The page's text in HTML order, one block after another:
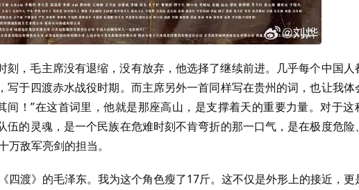
刻，毛主席没有退缩，没有放弃，他选择了继续前进。几乎每个中国人
写于四渡赤水战役时期。而主席另外一首同样写在贵州的词，也让我体
间！”在这首词里，他就是那座高山，是支撑着天的重要力量。对于这
伍的灵魂，是一个民族在危难时刻不肯弯折的那一口气，是在极度危险
敌军亮剑的担当。
四渡》的毛泽东。我为这个角色瘦了17斤。这不仅是外形上的接近，更